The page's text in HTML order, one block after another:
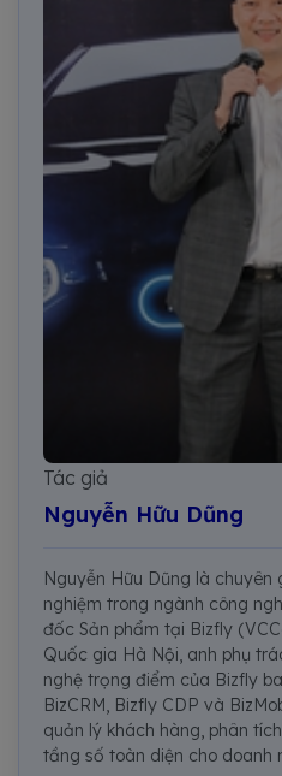
Tác giả
Nguyễn Hữu Dũng
Nguyễn Hữu Dũng là chuyên
nghiệm trong ngành công
đốc Sản phẩm tại Bizfly
Quốc gia Hà Nội, anh phụ
nghệ trọng điểm của Bizfly
BizCRM, Bizfly CDP và
quản lý khách hàng, phân
tầng số toàn diện cho doanh